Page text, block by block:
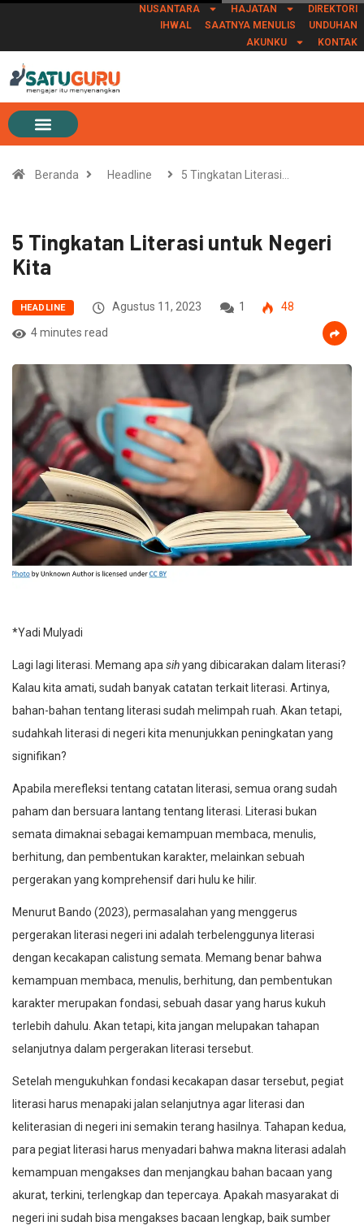
NUSANTARA HAJATAN
DIREKTORI
IHWAL
SAATNYA MENULIS
UNDUHAN
AKUNKU
KONTAK
Beranda Headline 5 Tingkatan Literasi…
5 Tingkatan Literasi untuk Negeri
Kita
HEADLINE Agustus 11, 2023 1
48
4 minutes read
*Yadi Mulyadi
Lagi lagi literasi. Memang apa sihyang dibicarakan dalam literasi?
Kalau kita amati, sudah banyak catatan terkait literasi. Artinya,
bahan-bahan tentang literasi sudah melimpah ruah. Akan tetapi,
sudahkah literasi di negeri kita menunjukkan peningkatan yang
signifikan?
Apabila merefleksi tentang catatan literasi, semua orang sudah
paham dan bersuara lantang tentang literasi. Literasi bukan
semata dimaknai sebagai kemampuan membaca, menulis,
berhitung, dan pembentukan karakter, melainkan sebuah
pergerakan yang komprehensif dari hulu ke hilir.
Menurut Bando (2023), permasalahan yang menggerus
pergerakan literasi negeri ini adalah terbelenggunya literasi
dengan kecakapan calistung semata. Memang benar bahwa
kemampuan membaca, menulis, berhitung, dan pembentukan
karakter merupakan fondasi, sebuah dasar yang harus kukuh
terlebih dahulu. Akan tetapi, kita jangan melupakan tahapan
selanjutnya dalam pergerakan literasi tersebut.
Setelah mengukuhkan fondasi kecakapan dasar tersebut, pegiat
literasi harus menapaki jalan selanjutnya agar literasi dan
keliterasian di negeri ini semakin terang hasilnya. Tahapan kedua,
para pegiat literasi harus menyadari bahwa makna literasi adalah
kemampuan mengakses dan menjangkau bahan bacaan yang
akurat, terkini, terlengkap dan tepercaya. Apakah masyarakat di
negeri ini sudah bisa mengakses bacaan lengkap, baik sumber